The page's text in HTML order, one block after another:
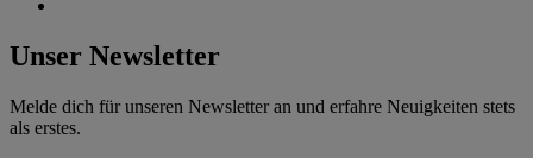
Unser Newsletter
Melde dich für unseren Newsletter an und erfahre Neuigkeiten stets
als erstes.